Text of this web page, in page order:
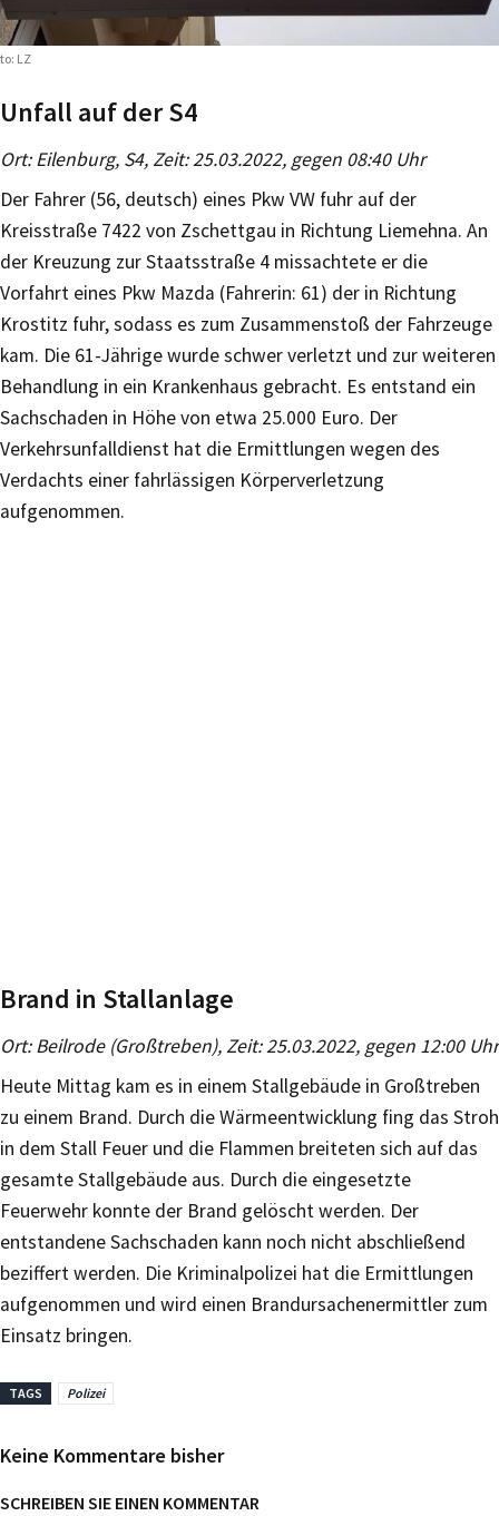
LZ
Unfall auf der S4
Ort: Eilenburg, S4, Zeit: 25.03.2022, gegen 08:40 Uhr
Der Fahrer (56, deutsch) eines Pkw VW fuhr auf der
Kreisstraße 7422 von Zschettgau in Richtung Liemehna. An
der Kreuzung zur Staatsstraße 4 missachtete er die
Vorfahrt eines Pkw Mazda (Fahrerin: 61) der in Richtung
Krostitz fuhr, sodass es zum Zusammenstoß der Fahrzeuge
kam. Die 61-Jährige wurde schwer verletzt und zur weiteren
Behandlung in ein Krankenhaus gebracht. Es entstand ein
Sachschaden in Höhe von etwa 25.000 Euro. Der
Verkehrsunfalldienst hat die Ermittlungen wegen des
Verdachts einer fahrlässigen Körperverletzung
aufgenommen.
Brand in Stallanlage
Ort: Beilrode (Großtreben), Zeit: 25.03.2022, gegen 12:00 Uhr
Heute Mittag kam es in einem Stallgebäude in Großtreben
zu einem Brand. Durch die Wärmeentwicklung fing das Stroh
in dem Stall Feuer und die Flammen breiteten sich auf das
gesamte Stallgebäude aus. Durch die eingesetzte
Feuerwehr konnte der Brand gelöscht werden. Der
entstandene Sachschaden kann noch nicht abschließend
beziffert werden. Die Kriminalpolizei hat die Ermittlungen
aufgenommen und wird einen Brandursachenermittler zum
Einsatz bringen.
TAGS Polizei
Keine Kommentare bisher
SCHREIBEN SIE EINEN KOMMENTAR